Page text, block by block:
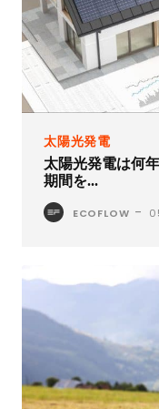
太陽光発電
太陽光発電は何
期間を...
ECOFLOW -